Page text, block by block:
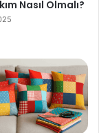
Nasıl Olmalı?